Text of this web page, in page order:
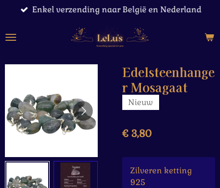
naar
Enkel verzending naar België en Nederland
Edelsteenhange
r Mosagaat
Nieuw
€ 3,80
Zilveren ketting
925